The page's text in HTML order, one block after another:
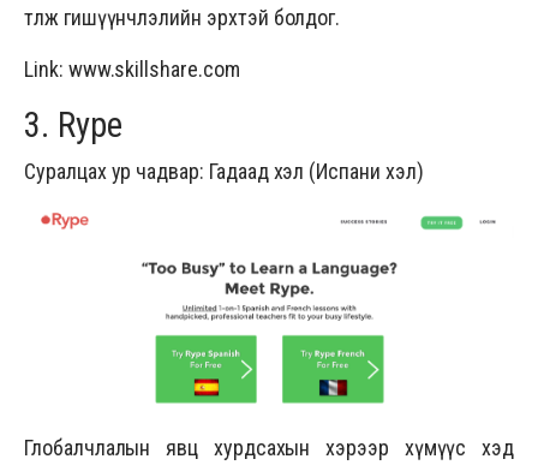
төлж гишүүнчлэлийн эрхтэй болдог.
Link: www.skillshare.com
3. Rype
Суралцах ур чадвар: Гадаад хэл (Испани хэл)
Глобалчлалын явц хурдсахын хэрээр хүмүүс хэд